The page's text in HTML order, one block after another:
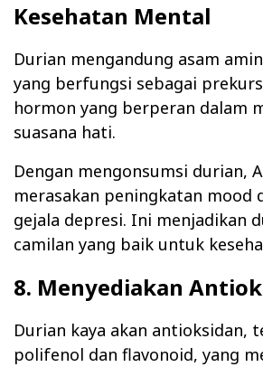
Kesehatan Mental
Durian mengandung asam
yang berfungsi sebagai
hormon yang berperan dalam
suasana hati.
Dengan mengonsumsi durian,
merasakan peningkatan mood
gejala depresi. Ini menjadikan
camilan yang baik untuk
8. Menyediakan
Durian kaya akan antioksidan,
polifenol dan flavonoid, yang